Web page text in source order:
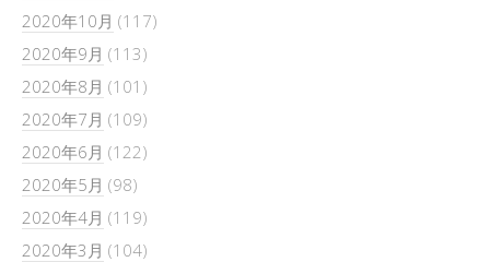
2020年10月 (117)
2020年9月 (113)
2020年8月 (101)
2020年7月 (109)
2020年6月 (122)
2020年5月 (98)
2020年4月 (119)
2020年3月 (104)